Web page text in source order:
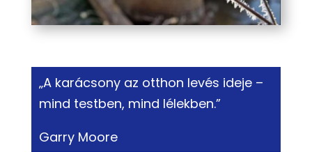
„A karácsony az otthon levés ideje –
mind testben, mind lélekben.”
Garry Moore